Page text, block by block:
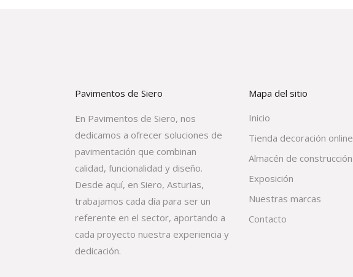
Pavimentos de Siero
En Pavimentos de Siero, nos
dedicamos a ofrecer soluciones de
pavimentación que combinan
calidad, funcionalidad y diseño.
Desde aquí, en Siero, Asturias,
trabajamos cada día para ser un
referente en el sector, aportando a
cada proyecto nuestra experiencia y
dedicación.
Mapa del sitio
Inicio
Tienda decoración online
Almacén de construcción
Exposición
Nuestras marcas
Contacto